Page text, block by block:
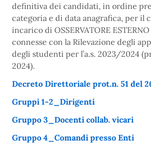
definitiva dei candidati, in ordine
categoria e di data anagrafica, per il
incarico di OSSERVATORE
connesse con la Rilevazione degli
degli studenti per l’a.s. 2023/2024
2024).
Decreto Direttoriale prot.n. 51 del
Gruppi 1-2_Dirigenti
Gruppo 3_Docenti collab. vicari
Gruppo 4_Comandi presso Enti